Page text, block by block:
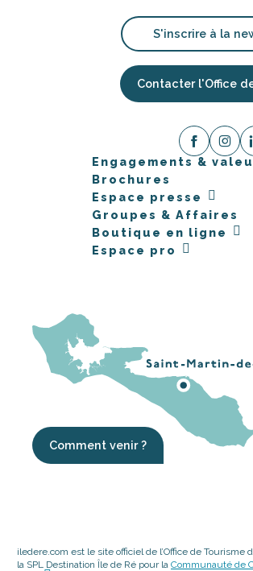
S'inscrire à la
Contacter l'Office
Engagements &
Brochures
Espace presse
Groupes & Affaires
Boutique en ligne
Espace pro
Comment venir ?
iledere.com est le site officiel de l’Office de Tourisme
la SPL Destination Île de Ré pour la Communauté de